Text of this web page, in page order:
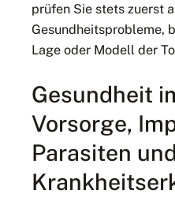
prüfen Sie stets zuerst
Gesundheitsprobleme,
Lage oder Modell der
Gesundheit
Vorsorge,
Parasiten